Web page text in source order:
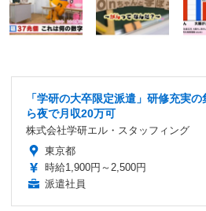
「学研の大卒限定派遣」研修充実
ら夜で月収20万可
株式会社学研エル・スタッフィング
東京都
時給1,900円～2,500円
派遣社員